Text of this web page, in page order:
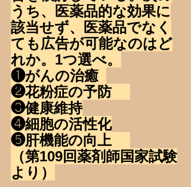
うち、医薬品的な効果に
該当せず、医薬品でなく
ても広告が可能なのはど
れか。1つ選べ。
❷花粉症の予防
❸健康維持
❹細胞の活性化
（第109回薬剤師国家試験
より）